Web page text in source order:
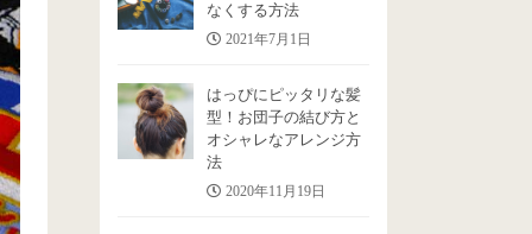
なくする方法
2021年7月1日
はっぴにピッタリな髪
型！お団子の結び方と
オシャレなアレンジ方
法
2020年11月19日